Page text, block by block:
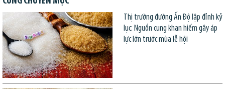
Thị trường đường Ấn Độ lập đỉnh kỷ
lục: Nguồn cung khan hiếm gây áp
lực lớn trước mùa lễ hội